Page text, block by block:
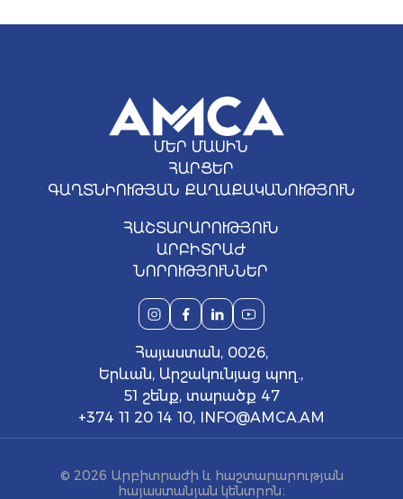
ՄԵՐ ՄԱՍԻՆ
ՀԱՐՑԵՐ
ԳԱՂՏՆԻՈՒԹՅԱՆ ՔԱՂԱՔԱԿԱՆՈՒԹՅՈՒՆ
ՀԱՇՏԱՐԱՐՈՒԹՅՈՒՆ
ԱՐԲԻՏՐԱԺ
ՆՈՐՈՒԹՅՈՒՆՆԵՐ
Հայաստան, 0026,
Երևան, Արշակունյաց պող.,
51 շենք, տարածք 47
+374 11 20 14 10, INFO@AMCA.AM
© 2026 Արբիտրաժի և հաշտարարության
հայաստանյան կենտրոն։